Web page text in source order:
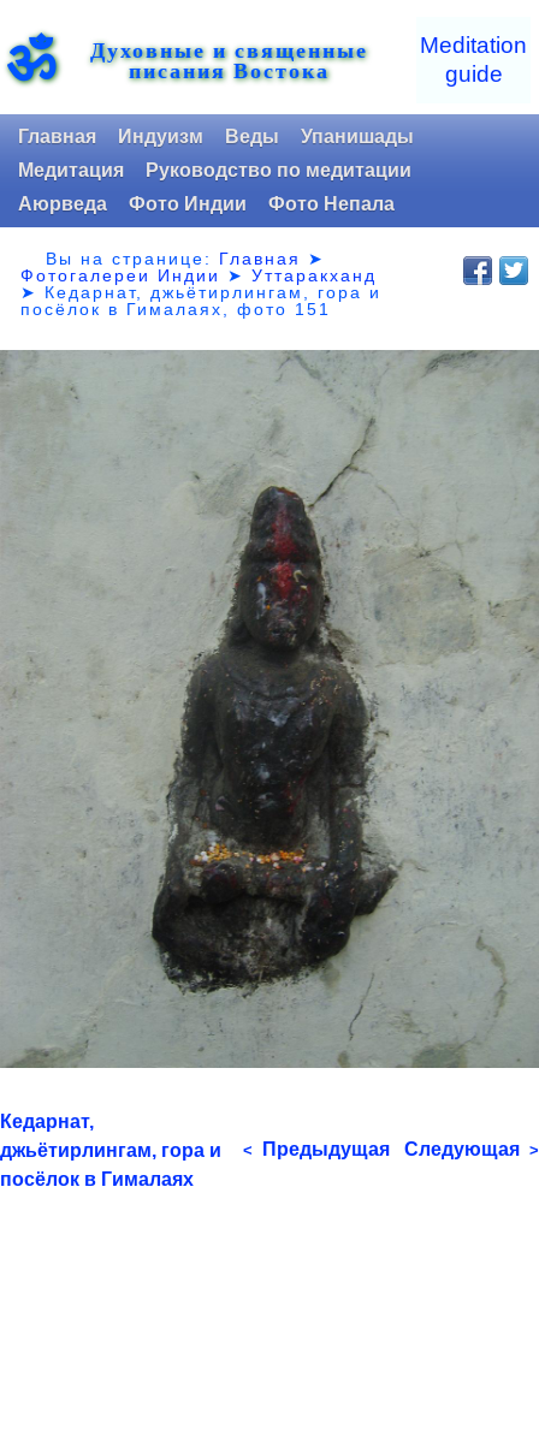
ॐ Духовные и священные
писания Востока
Meditation
guide
Главная Индуизм Веды
Упанишады
Медитация
Руководство по медитации
Аюрведа
Фото Индии Фото Непала
Вы на странице: Главная
➤
Фотогалереи Индии
➤Уттаракханд
➤ Кедарнат, джьётирлингам, гора и
посёлок в Гималаях, фото 151
Кедарнат,
джьётирлингам, гора и
посёлок в Гималаях
< Предыдущая Следующая >